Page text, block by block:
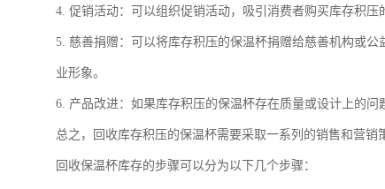
4. 促销活动：可以组织促销活动，吸引消费者购买库存积
5. 慈善捐赠：可以将库存积压的保温杯捐赠给慈善机构或
业形象。
6. 产品改进：如果库存积压的保温杯存在质量或设计上的
总之，回收库存积压的保温杯需要采取一系列的销售和营销
回收保温杯库存的步骤可以分为以下几个步骤：